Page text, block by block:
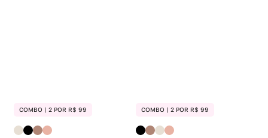
COMBO | 2 POR R$ 99 COMBO | 2 POR R$ 99